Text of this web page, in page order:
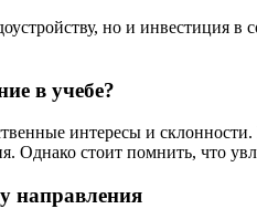
но и инвестиция
в учебе?
интересы и
Однако стоит помнить, что
направления